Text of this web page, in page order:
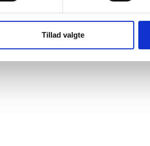
Tillad valgte